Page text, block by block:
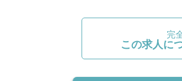
完
この求人に